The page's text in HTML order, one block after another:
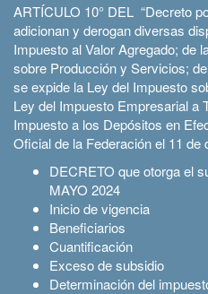
ARTÍCULO 10° DEL “Decreto
adicionan y derogan diversas
Impuesto al Valor Agregado; de
sobre Producción y Servicios;
se expide la Ley del Impuesto
Ley del Impuesto Empresarial a
Impuesto a los Depósitos en
Oficial de la Federación el 11 de
DECRETO que otorga el
MAYO 2024
Inicio de vigencia
Beneficiarios
Cuantificación
Exceso de subsidio
Determinación del